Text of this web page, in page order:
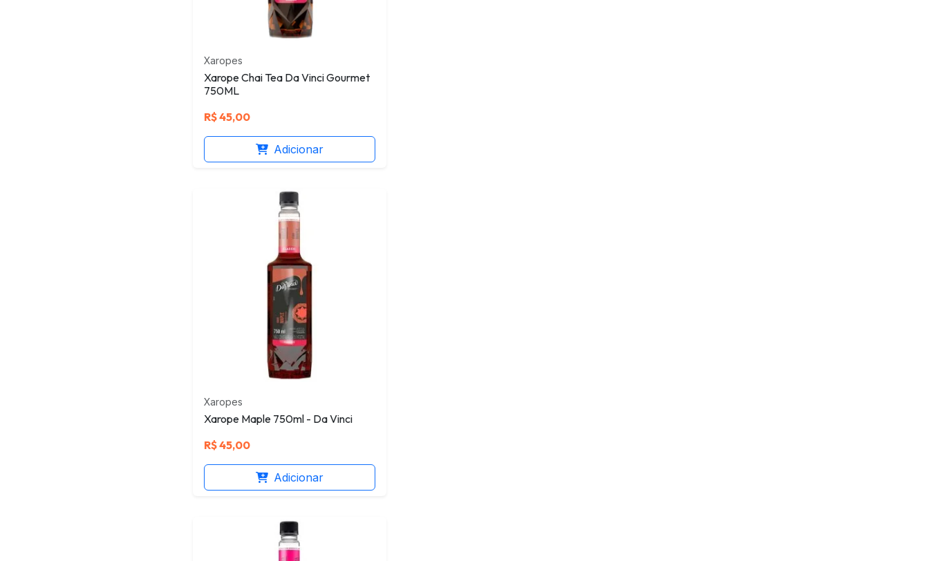
Xaropes
Xarope Chai Tea Da Vinci Gourmet
750ML
R$45,00
Adicionar
Xaropes
Xarope Maple 750ml - Da Vinci
R$45,00
Adicionar